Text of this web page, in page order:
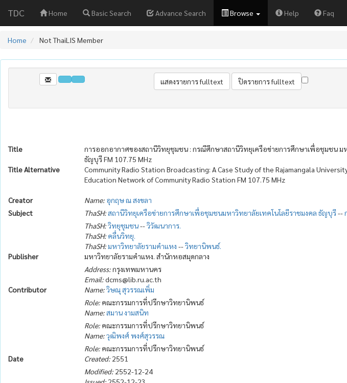
TDC Home Basic Search Advance Search Browse Help Faq
Home Not ThaiLIS Member
Title
การออกอากาศของสถานีวิทยุชุมชน : กรณีศึกษาสถานีวิทยุเครือข่ายการศึกษาเพื่อชุมชน ม
ธัญบุรี FM 107.75 MHz
Title Alternative
Community Radio Station Broadcasting: A Case Study of the Rajamangala
Education Network of Community Radio Station FM 107.75 MHz
Creator Name: อุกฤษ ณ สงขลา
Subject
ThaSH:สถานีวิทยุเครือข่ายการศึกษาเพื่อชุมชนมหาวิทยาลัยเทคโนโลยีราชมงคล ธัญบุรี--
ThaSH:วิทยุชุมชน--วิวัฒนาการ.
ThaSH: คลื่นวิทยุ.
ThaSH:มหาวิทยาลัยรามคำแหง --วิทยานิพนธ์.
Publisher
มหาวิทยาลัยรามคำแหง. สำนักหอสมุดกลาง
Address:กรุงเทพมหานคร
Email:dcms@lib.ru.ac.th
Contributor
Name:วิษณุ สุวรรณเพิ่ม
Role: คณะกรรมการที่ปรึกษาวิทยานิพนธ์
Name:สมาน งามสนิท
Role: คณะกรรมการที่ปรึกษาวิทยานิพนธ์
Name:วุฒิพงศ์ พงศ์สุวรรณ
Role: คณะกรรมการที่ปรึกษาวิทยานิพนธ์
Date
Created: 2551
Modified: 2552-12-24